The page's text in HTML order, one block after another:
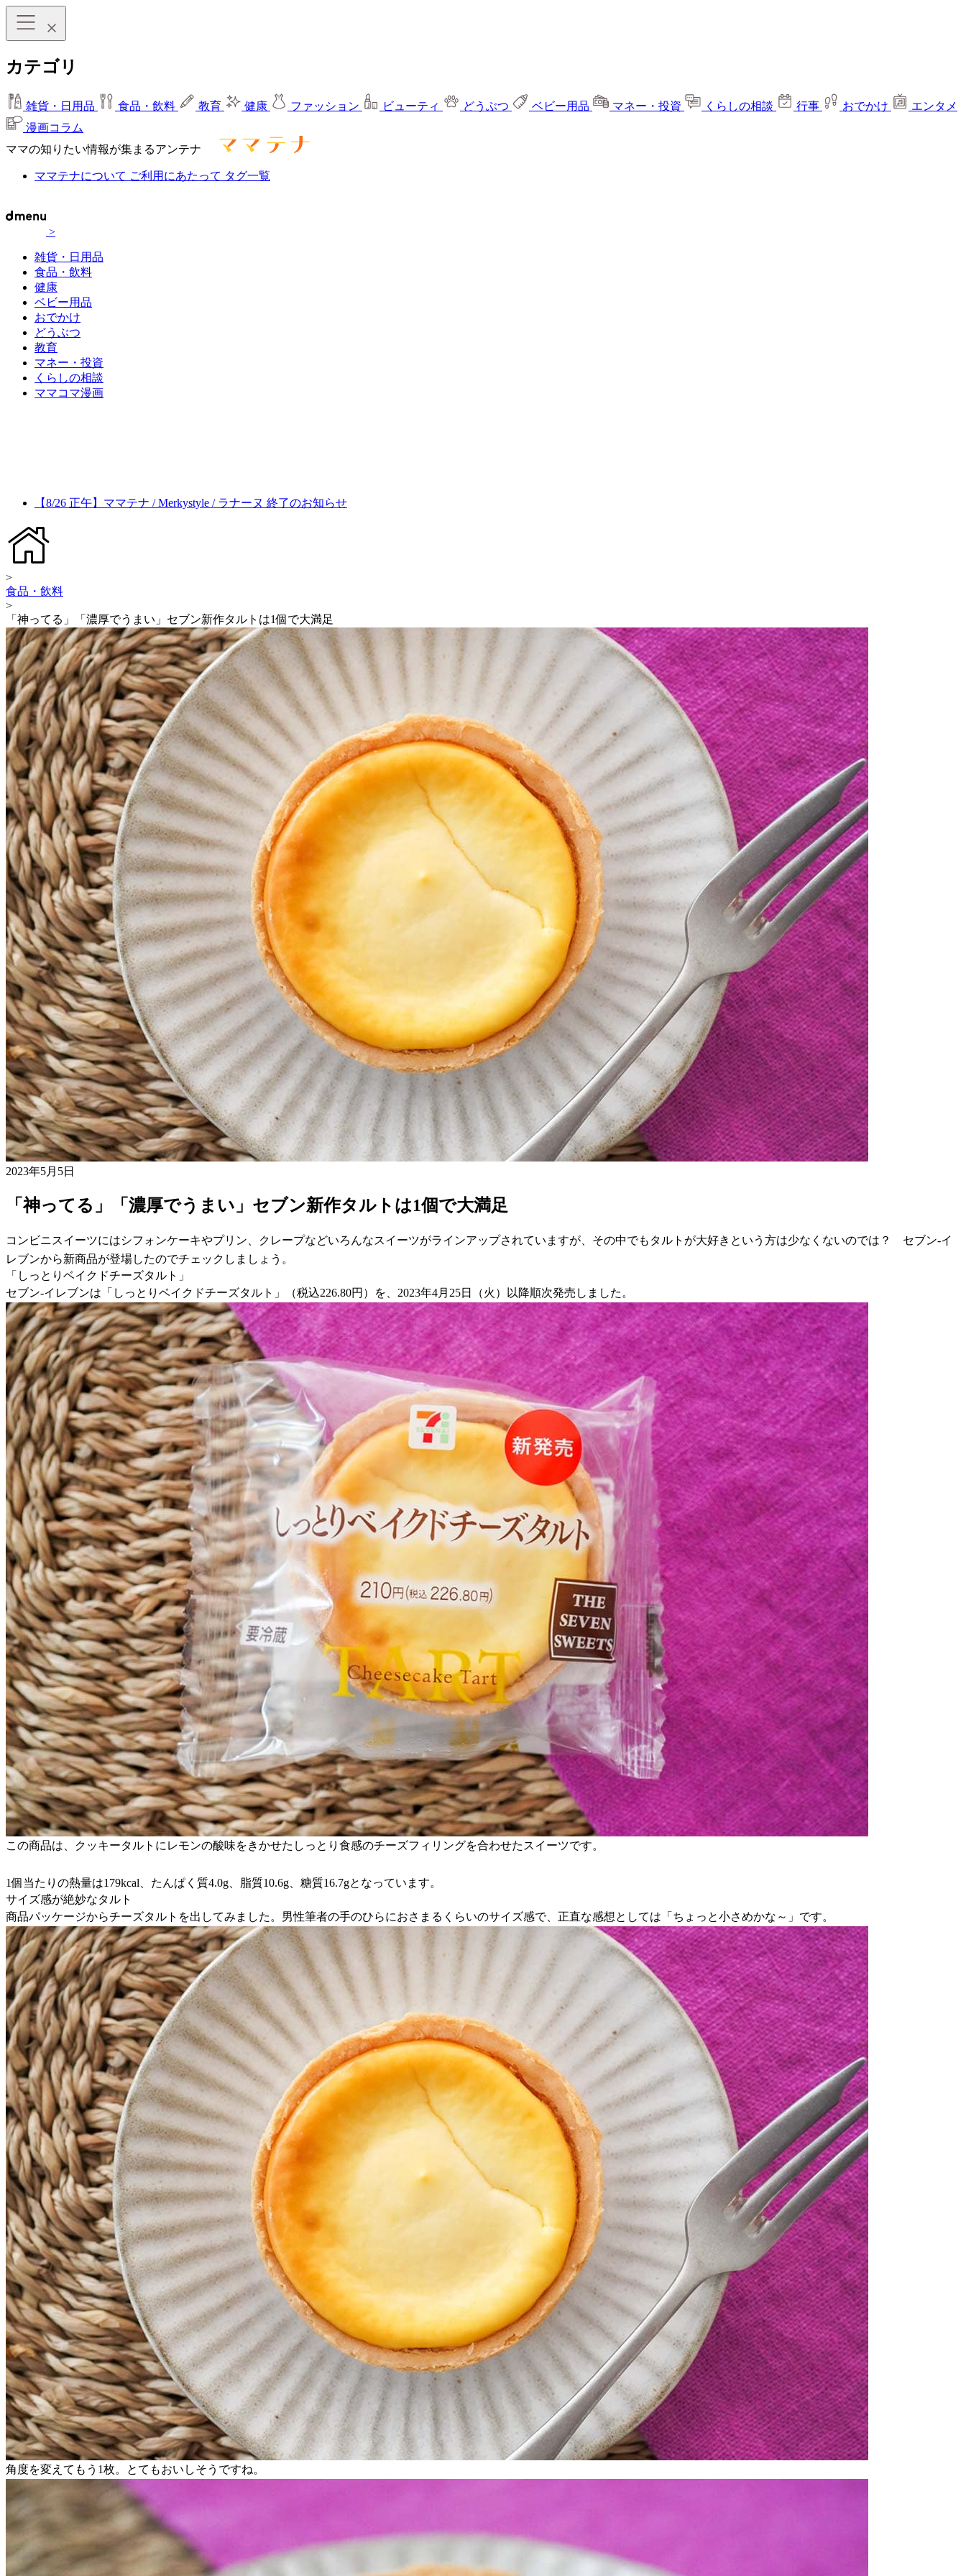
カテゴリ
雑貨・日用品 食品・飲料 教育 健康 ファッション ビューティ どうぶつ ベビー用品 マネー・投資 くらしの相談 行事 おでかけ
エンタメ
漫画コラム
ママの知りたい情報が集まるアンテナ
ママテナについて ご利用にあたって タグ一覧
>
雑貨・日用品
食品・飲料
健康
ベビー用品
おでかけ
どうぶつ
教育
マネー・投資
くらしの相談
ママコマ漫画
【8/26 正午】ママテナ / Merkystyle / ラナーヌ 終了のお知らせ
>
食品・飲料
>
「神ってる」「濃厚でうまい」セブン新作タルトは1個で大満足
2023年5月5日
「神ってる」「濃厚でうまい」セブン新作タルトは1個で大満足
コンビニスイーツにはシフォンケーキやプリン、クレープなどいろんなスイーツがラインアップされていますが、その中でもタルトが大好きという方は少なくないのでは？ セブン-イ
レブンから新商品が登場したのでチェックしましょう。
「しっとりベイクドチーズタルト」
セブン-イレブンは「しっとりベイクドチーズタルト」（税込226.80円）を、2023年4月25日（火）以降順次発売しました。
この商品は、クッキータルトにレモンの酸味をきかせたしっとり食感のチーズフィリングを合わせたスイーツです。
1個当たりの熱量は179kcal、たんぱく質4.0g、脂質10.6g、糖質16.7gとなっています。
サイズ感が絶妙なタルト
商品パッケージからチーズタルトを出してみました。男性筆者の手のひらにおさまるくらいのサイズ感で、正直な感想としては「ちょっと小さめかな～」です。
角度を変えてもう1枚。とてもおいしそうですね。